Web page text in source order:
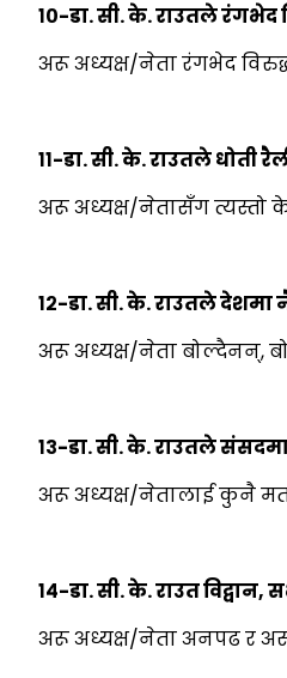
१०-डा. सी. के. राउतले
अरू अध्यक्ष/नेता रंगभेद
११-डा. सी. के. राउतले धोती
अरू अध्यक्ष/नेतासँग त्यस्तो
१२-डा. सी. के. राउतले
अरू अध्यक्ष/नेता बोल्दैनन्,
१३-डा. सी. के. राउतले
अरू अध्यक्ष/नेतालाई कुनै
१४-डा. सी. के. राउत विद्वान,
अरू अध्यक्ष/नेता अनपढ र